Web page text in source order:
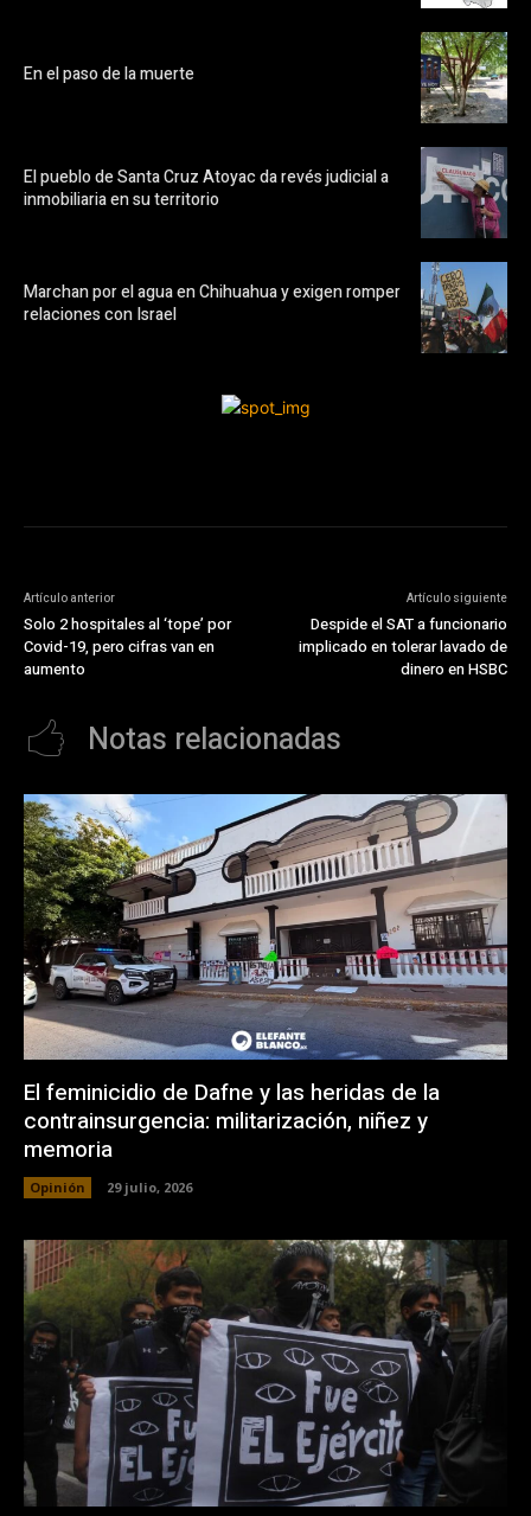
En el paso de la muerte
El pueblo de Santa Cruz Atoyac da revés judicial a
inmobiliaria en su territorio
Marchan por el agua en Chihuahua y exigen romper
relaciones con Israel
Artículo anterior
Solo 2 hospitales al ‘tope’ por
Covid-19, pero cifras van en
aumento
Artículo siguiente
Despide el SAT a funcionario
implicado en tolerar lavado de
dinero en HSBC
Notas relacionadas
El feminicidio de Dafne y las heridas de la
contrainsurgencia: militarización, niñez y
memoria
Opinión 29 julio, 2026